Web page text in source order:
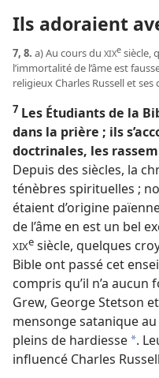
Ils adoraient
7, 8. a) Au cours du XIXe siècle,
l’immortalité de l’âme est
religieux Charles Russell et
7 Les Étudiants de la
dans la prière ; ils
doctrinales, les
Depuis des siècles, la
ténèbres spirituelles ;
étaient d’origine
de l’âme en est un bel
XIXe siècle, quelques
Bible ont passé cet
compris qu’il n’a
Grew, George Stetson
mensonge satanique
pleins de hardiesse a.
influencé Charles